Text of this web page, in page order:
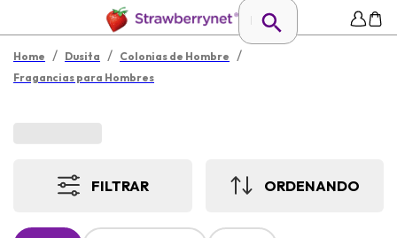
Home / Dusita / Colonias de Hombre /
Fragancias para Hombres
FILTRAR ORDENANDO